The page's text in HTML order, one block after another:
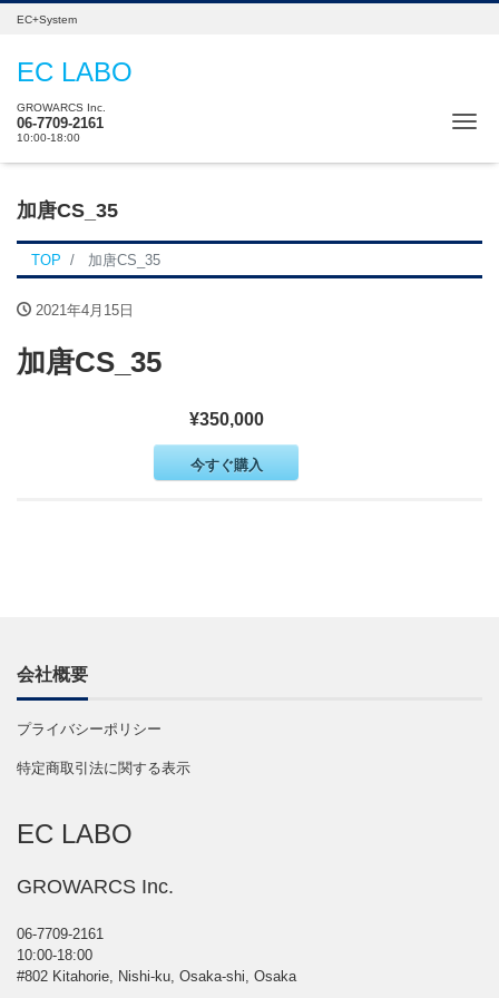
EC+System
EC LABO
GROWARCS Inc.
06-7709-2161
10:00-18:00
加唐CS_35
TOP 加唐CS_35
2021年4月15日
加唐CS_35
¥350,000
今すぐ購入
会社概要
プライバシーポリシー
特定商取引法に関する表示
EC LABO
GROWARCS Inc.
06-7709-2161
10:00-18:00
#802 Kitahorie, Nishi-ku, Osaka-shi, Osaka